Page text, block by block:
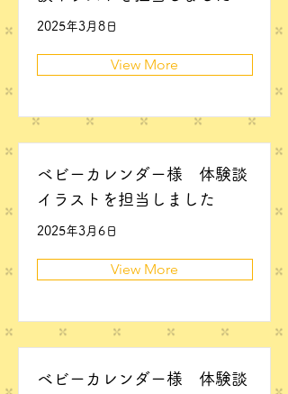
2025年3月8日
View More
ベビーカレンダー様 体験談
イラストを担当しました
2025年3月6日
View More
ベビーカレンダー様 体験談